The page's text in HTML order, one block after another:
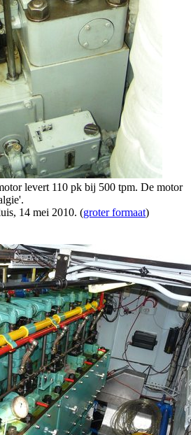
levert 110 pk bij 500 tpm. De motor
14 mei 2010. (groter formaat)